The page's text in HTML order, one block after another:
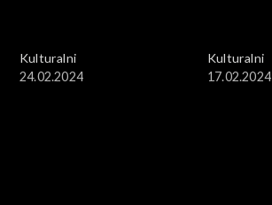
Kulturalni
24.02.2024
Kulturalni
17.02.2024